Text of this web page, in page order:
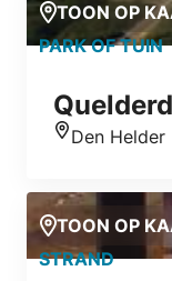
TOON OP
PARK OF TUIN
Den Helder
TOON OP
STRAND